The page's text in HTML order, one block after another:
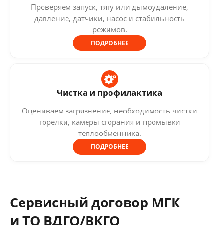
Проверяем запуск, тягу или дымоудаление,
давление, датчики, насос и стабильность
режимов.
ПОДРОБНЕЕ
Чистка и профилактика
Оцениваем загрязнение, необходимость чистки
горелки, камеры сгорания и промывки
теплообменника.
ПОДРОБНЕЕ
Сервисный договор МГК
и ТО ВДГО/ВКГО